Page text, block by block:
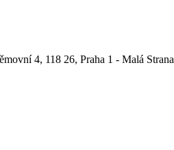
4, 118 26, Praha 1 - Malá Strana